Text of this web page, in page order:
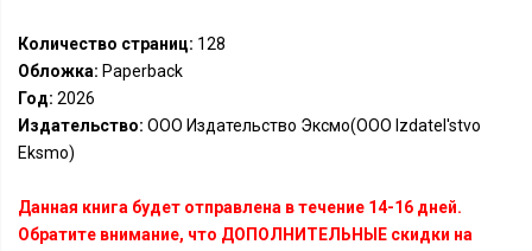
Количество страниц: 128
Обложка: Paperback
Год: 2026
Издательство: ООО Издательство Эксмо(OOO Izdatel'stvo
Eksmo)
Данная книга будет отправлена в течение 14-16 дней.
Обратите внимание, что ДОПОЛНИТЕЛЬНЫЕ скидки на